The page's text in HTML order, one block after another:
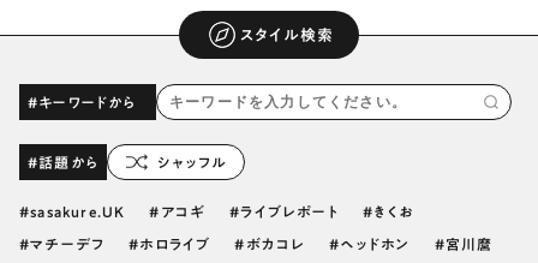
スタイル検索
#キーワードから
#話題から シャッフル
sasakure.UK アコギ ライブレポート きくお
マチーデフ ホロライブ ボカコレ ヘッドホン 宮川麿